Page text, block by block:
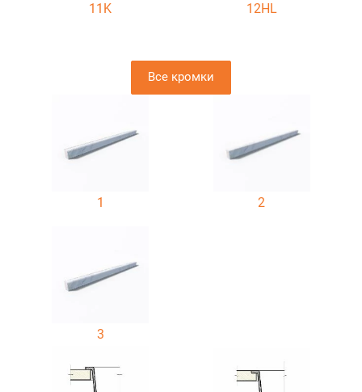
11K 12HL
Все кромки
1 2
3